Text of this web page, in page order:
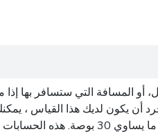
أو المسافة التي ستسافر بها
إجمالي المحيط. على سبيل المثال، إذا كان طول الجانب للنبع السادس